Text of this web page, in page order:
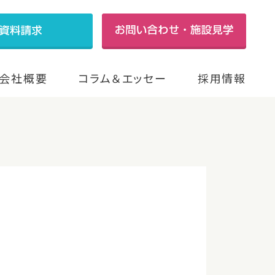
社概要 コラム＆エッセー 採用情報